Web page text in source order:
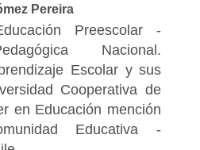
Pereira
Preescolar -
Nacional.
Escolar y sus
Cooperativa de
en Educación mención
Educativa -